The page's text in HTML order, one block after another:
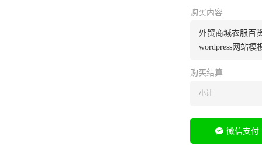
购买内容
外贸商城衣服百
wordpress网站模
购买结算
小计
微信支付